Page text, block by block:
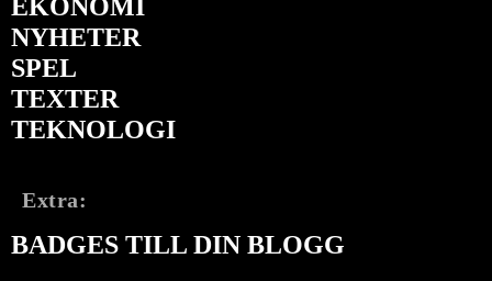
EKONOMI
NYHETER
SPEL
TEXTER
TEKNOLOGI
Extra:
BADGES TILL DIN BLOGG